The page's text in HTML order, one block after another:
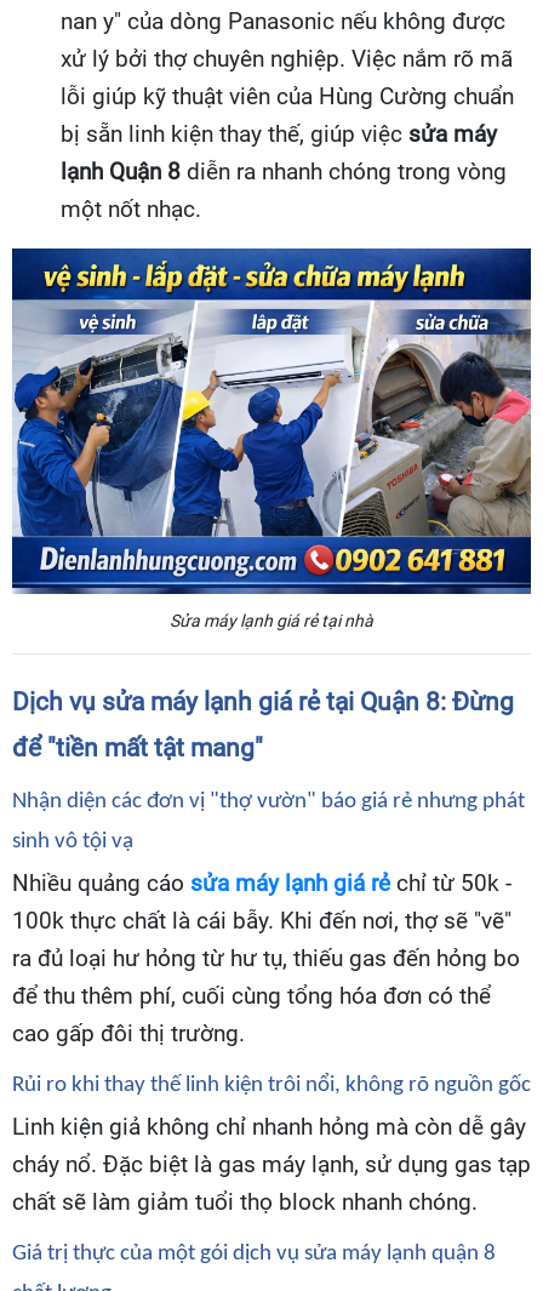
nan y" của dòng Panasonic nếu không được
xử lý bởi thợ chuyên nghiệp. Việc nắm rõ mã
lỗi giúp kỹ thuật viên của Hùng Cường chuẩn
bị sẵn linh kiện thay thế, giúp việc sửa máy
lạnh Quận 8 diễn ra nhanh chóng trong vòng
một nốt nhạc.
Sửa máy lạnh giá rẻ tại nhà
Dịch vụ sửa máy lạnh giá rẻ tại Quận 8: Đừng
để "tiền mất tật mang"
Nhận diện các đơn vị "thợ vườn" báo giá rẻ nhưng phát
sinh vô tội vạ
Nhiều quảng cáo sửa máy lạnh giá rẻchỉ từ 50k -
100k thực chất là cái bẫy. Khi đến nơi, thợ sẽ "vẽ"
ra đủ loại hư hỏng từ hư tụ, thiếu gas đến hỏng bo
để thu thêm phí, cuối cùng tổng hóa đơn có thể
cao gấp đôi thị trường.
Rủi ro khi thay thế linh kiện trôi nổi, không rõ nguồn gốc
Linh kiện giả không chỉ nhanh hỏng mà còn dễ gây
cháy nổ. Đặc biệt là gas máy lạnh, sử dụng gas tạp
chất sẽ làm giảm tuổi thọ block nhanh chóng.
Giá trị thực của một gói dịch vụ sửa máy lạnh quận 8